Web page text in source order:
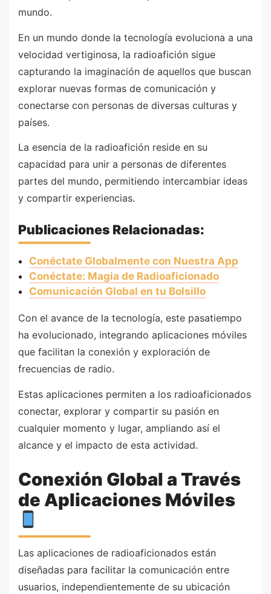
mundo.
En un mundo donde la tecnología evoluciona a una
velocidad vertiginosa, la radioafición sigue
capturando la imaginación de aquellos que buscan
explorar nuevas formas de comunicación y
conectarse con personas de diversas culturas y
países.
La esencia de la radioafición reside en su
capacidad para unir a personas de diferentes
partes del mundo, permitiendo intercambiar ideas
y compartir experiencias.
Publicaciones Relacionadas:
Conéctate Globalmente con Nuestra App
Conéctate: Magia de Radioaficionado
Comunicación Global en tu Bolsillo
Con el avance de la tecnología, este pasatiempo
ha evolucionado, integrando aplicaciones móviles
que facilitan la conexión y exploración de
frecuencias de radio.
Estas aplicaciones permiten a los radioaficionados
conectar, explorar y compartir su pasión en
cualquier momento y lugar, ampliando así el
alcance y el impacto de esta actividad.
Conexión Global a Través
de Aplicaciones Móviles
Las aplicaciones de radioaficionados están
diseñadas para facilitar la comunicación entre
usuarios, independientemente de su ubicación